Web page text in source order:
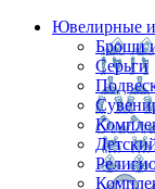
Ювелирные
Броши
Серьги